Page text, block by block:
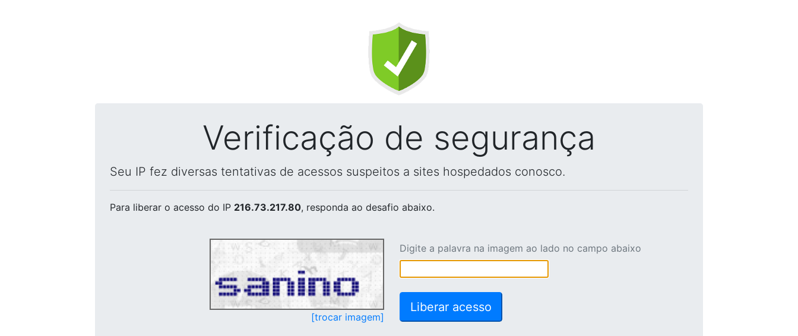
Verificação de segurança
Seu IP fez diversas tentativas de acessos suspeitos a sites hospedados conosco.
Para liberar o acesso do IP 216.73.217.80, responda ao desafio abaixo.
[trocar imagem]
Digite a palavra na imagem ao lado no campo abaixo